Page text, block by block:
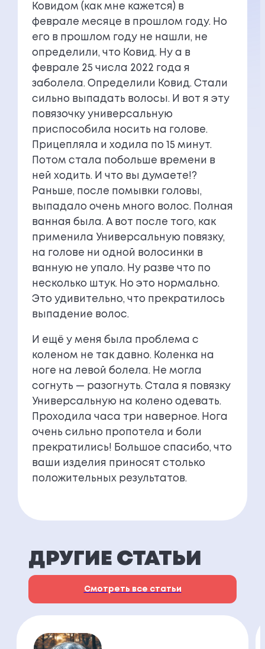
Ковидом (как мне кажется) в
феврале месяце в прошлом году. Но
его в прошлом году не нашли, не
определили, что Ковид. Ну а в
феврале 25 числа 2022 года я
заболела. Определили Ковид. Стали
сильно выпадать волосы. И вот я эту
повязочку универсальную
приспособила носить на голове.
Прицепляла и ходила по 15 минут.
Потом стала побольше времени в
ней ходить. И что вы думаете!?
Раньше, после помывки головы,
выпадало очень много волос. Полная
ванная была. А вот после того, как
применила Универсальную повязку,
на голове ни одной волосинки в
ванную не упало. Ну разве что по
несколько штук. Но это нормально.
Это удивительно, что прекратилось
выпадение волос.
И ещё у меня была проблема с
коленом не так давно. Коленка на
ноге на левой болела. Не могла
согнуть — разогнуть. Стала я повязку
Универсальную на колено одевать.
Проходила часа три наверное. Нога
очень сильно пропотела и боли
прекратились! Большое спасибо, что
ваши изделия приносят столько
положительных результатов.
ДРУГИЕ СТАТЬИ
Смотреть все статьи